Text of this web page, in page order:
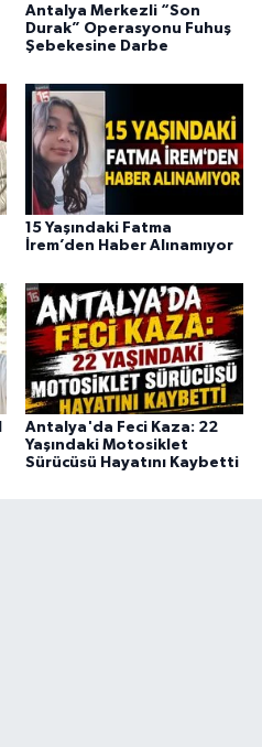
Antalya Merkezli “Son
Durak” Operasyonu Fuhuş
Şebekesine Darbe
15 Yaşındaki Fatma
İrem’den Haber Alınamıyor
Antalya'da Feci Kaza: 22
Yaşındaki Motosiklet
Sürücüsü Hayatını Kaybetti